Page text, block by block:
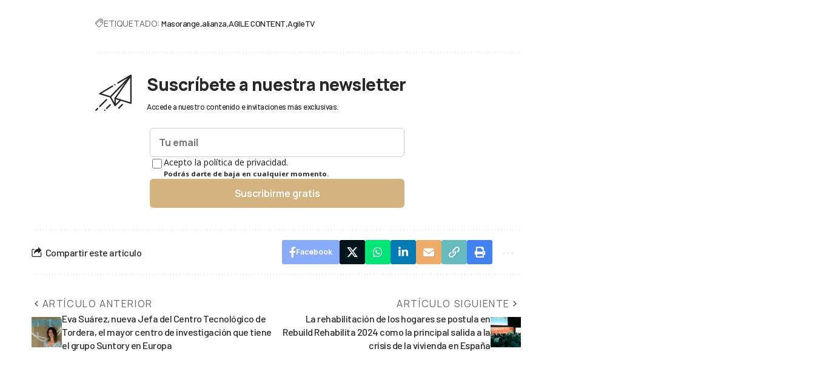
ETIQUETADO: Masorange alianza AGILE CONTENT AgileTV
Suscríbete a nuestra newsletter
Accede a nuestro contenido e invitaciones más exclusivas.
Acepto la política de privacidad.
Podrás darte de baja en cualquier momento.
Suscribirme gratis
Compartir este artículo Facebook
ARTÍCULO ANTERIOR
Eva Suárez, nueva Jefa del Centro Tecnológico de
Tordera, el mayor centro de investigación que tiene
el grupo Suntory en Europa
ARTÍCULO SIGUIENTE
La rehabilitación de los hogares se postula en
Rebuild Rehabilita 2024 como la principal salida a la
crisis de la vivienda en España